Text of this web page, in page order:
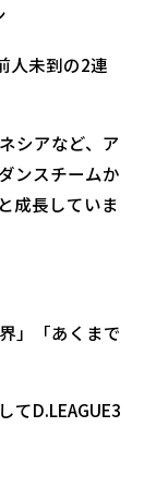
人未到の2連
シアなど、ア
ンスチームか
成長していま
」「あくまで
てD.LEAGUE3